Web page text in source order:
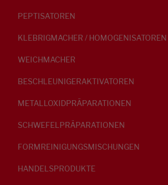
PEPTISATOREN
KLEBRIGMACHER / HOMOGENISATOREN
WEICHMACHER
BESCHLEUNIGERAKTIVATOREN
METALLOXIDPRÄPARATIONEN
SCHWEFELPRÄPARATIONEN
FORMREINIGUNGSMISCHUNGEN
HANDELSPRODUKTE